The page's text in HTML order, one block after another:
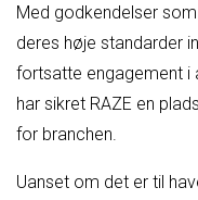
Med godkendelser
deres høje standarder
fortsatte engagement i
har sikret RAZE en
for branchen.
Uanset om det er til